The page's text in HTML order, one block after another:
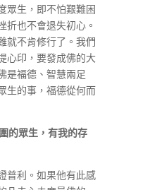
眾生，即不怕艱難困
折也不會退失初心。
就不肯修行了。我們
心印，要發成佛的大
是福德、智慧兩足
生的事，福德從何而
的眾生，有我的存
普利。如果他有此感